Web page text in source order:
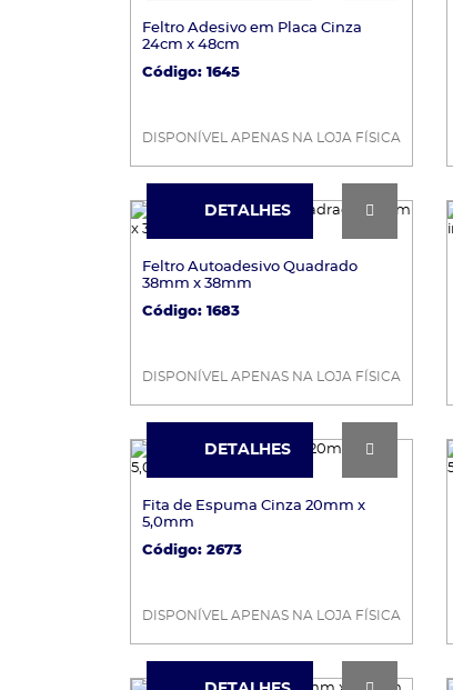
Feltro Adesivo em Placa Cinza
24cm x 48cm
Código: 1645
DISPONÍVEL APENAS NA LOJA FÍSICA
DETALHES
DETALHES
Feltro Autoadesivo Quadrado
38mm x 38mm
Código: 1683
DISPONÍVEL APENAS NA LOJA FÍSICA
DETALHES
DETALHES
Fita de Espuma Cinza 20mm x
5,0mm
Código: 2673
DISPONÍVEL APENAS NA LOJA FÍSICA